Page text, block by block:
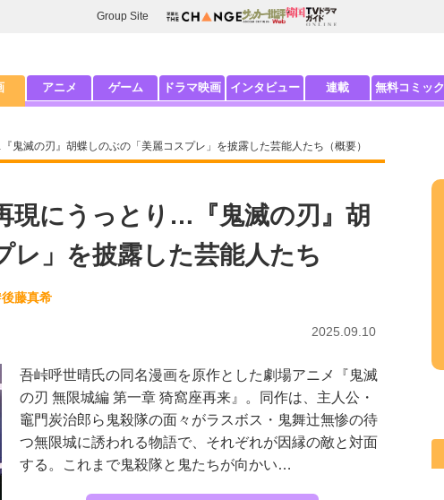
Group Site
アニメ ゲーム ドラマ映画 インタビュー 連載 無料コミック
鬼滅の刃』胡蝶しのぶの「美麗コスプレ」を披露した芸能人たち（概要）
現にうっとり…『鬼滅の刃』胡
レ」を披露した芸能人たち
藤真希
2025.09.10
吾峠呼世晴氏の同名漫画を原作とした劇場アニメ『鬼滅
の刃 無限城編 第一章 猗窩座再来』。同作は、主人公・
竈門炭治郎ら鬼殺隊の面々がラスボス・鬼舞辻無惨の待
つ無限城に誘われる物語で、それぞれが因縁の敵と対面
する。これまで鬼殺隊と鬼たちが向かい…